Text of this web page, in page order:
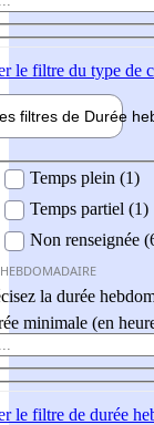
le filtre du type de
filtres de Durée
Temps plein (1)
Temps partiel (1)
Non renseignée
la durée
minimale (en
le filtre de durée